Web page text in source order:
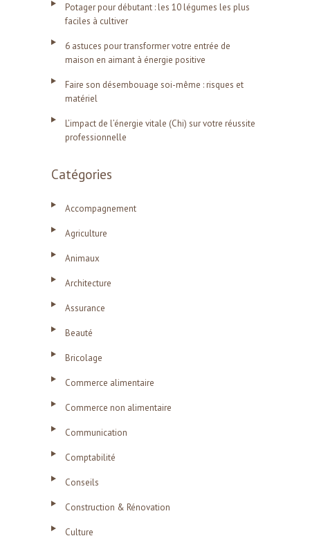
Potager pour débutant : les 10 légumes les plus
faciles à cultiver
6 astuces pour transformer votre entrée de
maison en aimant à énergie positive
Faire son désembouage soi-même : risques et
matériel
L’impact de l’énergie vitale (Chi) sur votre réussite
professionnelle
Catégories
Accompagnement
Agriculture
Animaux
Architecture
Assurance
Beauté
Bricolage
Commerce alimentaire
Commerce non alimentaire
Communication
Comptabilité
Conseils
Construction & Rénovation
Culture